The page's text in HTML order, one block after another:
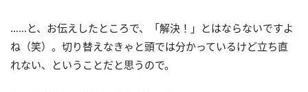
……と、お伝えしたところで、「解決！」とはならないですよ
ね（笑）。切り替えなきゃと頭では分かっているけど立ち直
れない、ということだと思うので。